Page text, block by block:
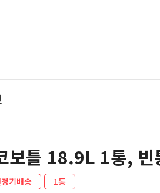
보틀 18.9L 1통, 빈
기배송 1통